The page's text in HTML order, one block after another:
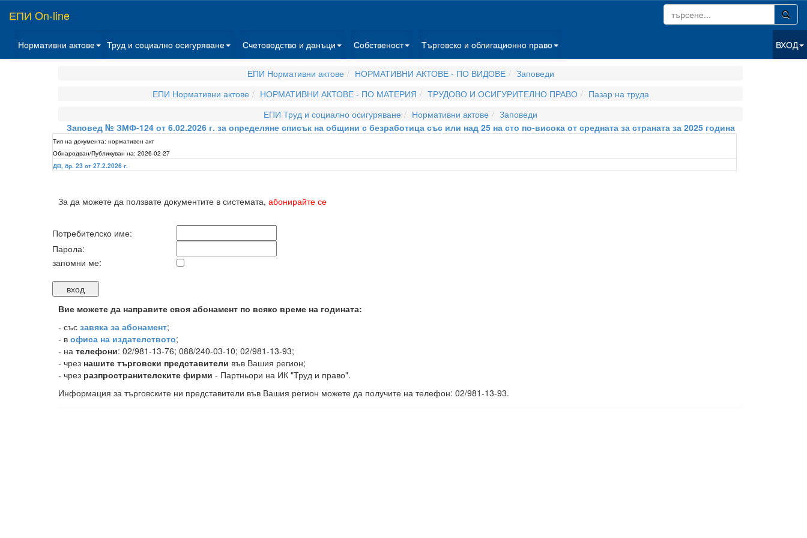
ЕПИ On-line
Нормативни актове Труд и социално осигуряване Счетоводство и данъци Собственост Търговско и облигационно право ВХОД
ЕПИ Нормативни актове НОРМАТИВНИ АКТОВЕ - ПО ВИДОВЕ
Заповеди
ЕПИ Нормативни актове
НОРМАТИВНИ АКТОВЕ - ПО МАТЕРИЯ ТРУДОВО И ОСИГУРИТЕЛНО ПРАВО
Пазар на труда
ЕПИ Труд и социално осигуряване
Нормативни актове
Заповеди
Заповед № ЗМФ-124 от 6.02.2026 г. за определяне списък на общини с безработица със или над 25 на сто по-висока от средната за страната за 2025 година
Тип на документа: нормативен акт
Обнародван/Публикуван на: 2026-02-27
ДВ, бр. 23 от 27.2.2026 г.
За да можете да ползвате документите в системата, абонирайте се
Потребителско име:
Парола:
запомни ме:
Вие можете да направите своя абонамент по всяко време на годината:
- със завяка за абонамент;
- в офиса на издателството;
- на телефони: 02/981-13-76; 088/240-03-10; 02/981-13-93;
- чрез нашите търговски представители във Вашия регион;
- чрез разпространителските фирми - Партньори на ИК "Труд и право".
Информация за търговските ни представители във Вашия регион можете да получите на телефон: 02/981-13-93.